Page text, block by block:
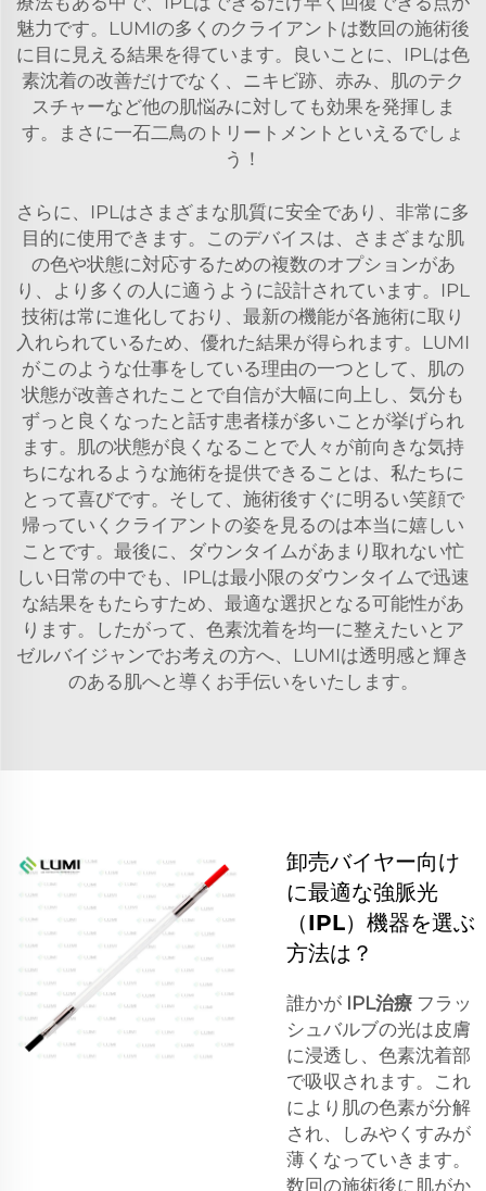
魅力です。LUMIの多くのクライアントは数回の施術後
に目に見える結果を得ています。良いことに、IPLは色
素沈着の改善だけでなく、ニキビ跡、赤み、肌のテク
スチャーなど他の肌悩みに対しても効果を発揮しま
す。まさに一石二鳥のトリートメントといえるでしょ
う！
さらに、IPLはさまざまな肌質に安全であり、非常に多
目的に使用できます。このデバイスは、さまざまな肌
の色や状態に対応するための複数のオプションがあ
り、より多くの人に適うように設計されています。IPL
技術は常に進化しており、最新の機能が各施術に取り
入れられているため、優れた結果が得られます。LUMI
がこのような仕事をしている理由の一つとして、肌の
状態が改善されたことで自信が大幅に向上し、気分も
ずっと良くなったと話す患者様が多いことが挙げられ
ます。肌の状態が良くなることで人々が前向きな気持
ちになれるような施術を提供できることは、私たちに
とって喜びです。そして、施術後すぐに明るい笑顔で
帰っていくクライアントの姿を見るのは本当に嬉しい
ことです。最後に、ダウンタイムがあまり取れない忙
しい日常の中でも、IPLは最小限のダウンタイムで迅速
な結果をもたらすため、最適な選択となる可能性があ
ります。したがって、色素沈着を均一に整えたいとア
ゼルバイジャンでお考えの方へ、LUMIは透明感と輝き
のある肌へと導くお手伝いをいたします。
卸売バイヤー向け
に最適な強脈光
（IPL）機器を選ぶ
方法は？
誰かが IPL治療 フラッ
シュバルブの光は皮膚
に浸透し、色素沈着部
で吸収されます。これ
により肌の色素が分解
され、しみやくすみが
薄くなっていきます。
数回の施術後に肌がか